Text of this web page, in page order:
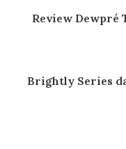
Review Dewpré
Brightly Series